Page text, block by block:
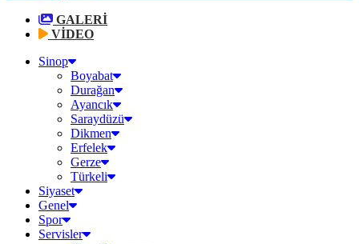
GALERİ
VİDEO
Sinop
Boyabat
Durağan
Ayancık
Saraydüzü
Dikmen
Erfelek
Gerze
Türkeli
Siyaset
Genel
Spor
Servisler